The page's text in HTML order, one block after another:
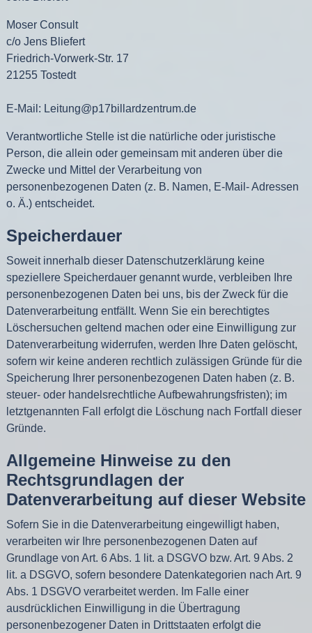
Moser Consult
c/o Jens Bliefert
Friedrich-Vorwerk-Str. 17
21255 Tostedt
E-Mail: Leitung@p17billardzentrum.de
Verantwortliche Stelle ist die natürliche oder juristische
Person, die allein oder gemeinsam mit anderen über die
Zwecke und Mittel der Verarbeitung von
personenbezogenen Daten (z. B. Namen, E-Mail- Adressen
o. Ä.) entscheidet.
Speicherdauer
Soweit innerhalb dieser Datenschutzerklärung keine
speziellere Speicherdauer genannt wurde, verbleiben Ihre
personenbezogenen Daten bei uns, bis der Zweck für die
Datenverarbeitung entfällt. Wenn Sie ein berechtigtes
Löschersuchen geltend machen oder eine Einwilligung zur
Datenverarbeitung widerrufen, werden Ihre Daten gelöscht,
sofern wir keine anderen rechtlich zulässigen Gründe für die
Speicherung Ihrer personenbezogenen Daten haben (z. B.
steuer- oder handelsrechtliche Aufbewahrungsfristen); im
letztgenannten Fall erfolgt die Löschung nach Fortfall dieser
Gründe.
Allgemeine Hinweise zu den
Rechtsgrundlagen der
Datenverarbeitung auf dieser Website
Sofern Sie in die Datenverarbeitung eingewilligt haben,
verarbeiten wir Ihre personenbezogenen Daten auf
Grundlage von Art. 6 Abs. 1 lit. a DSGVO bzw. Art. 9 Abs. 2
lit. a DSGVO, sofern besondere Datenkategorien nach Art. 9
Abs. 1 DSGVO verarbeitet werden. Im Falle einer
ausdrücklichen Einwilligung in die Übertragung
personenbezogener Daten in Drittstaaten erfolgt die